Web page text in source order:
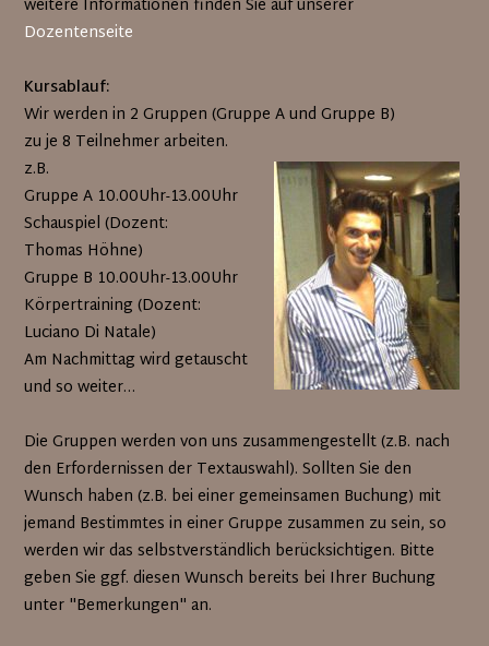
weitere Informationen finden Sie auf unserer
Dozentenseite
Kursablauf:
Wir werden in 2 Gruppen (Gruppe A und Gruppe B)
zu je 8 Teilnehmer arbeiten.
z.B.
Gruppe A 10.00Uhr-13.00Uhr
Schauspiel (Dozent:
Thomas Höhne)
Gruppe B 10.00Uhr-13.00Uhr
Körpertraining (Dozent:
Luciano Di Natale)
Am Nachmittag wird getauscht
und so weiter…
Die Gruppen werden von uns zusammengestellt (z.B. nach
den Erfordernissen der Textauswahl). Sollten Sie den
Wunsch haben (z.B. bei einer gemeinsamen Buchung) mit
jemand Bestimmtes in einer Gruppe zusammen zu sein, so
werden wir das selbstverständlich berücksichtigen. Bitte
geben Sie ggf. diesen Wunsch bereits bei Ihrer Buchung
unter "Bemerkungen" an.